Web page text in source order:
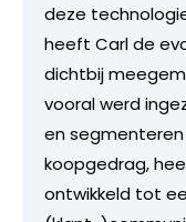
deze
heeft Carl de
dichtbij
vooral werd
en segmenteren
koopgedrag,
ontwikkeld tot